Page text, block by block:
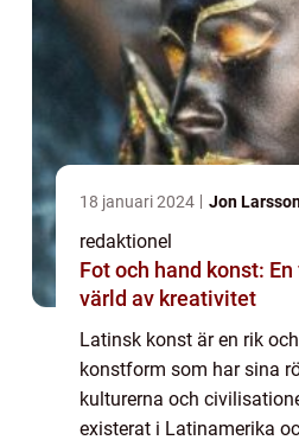
18 januari 2024 Jon
redaktionel
Fot och hand konst:
värld av kreativitet
Latinsk konst är en rik
konstform som har sina
kulturerna och
existerat i Latinamerika